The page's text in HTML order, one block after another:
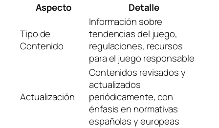
Aspecto Detalle
Tipo de
Contenido
Información sobre
tendencias del juego,
regulaciones, recursos
para el juego responsable
Actualización
Contenidos revisados y
actualizados
periódicamente, con
énfasis en normativas
españolas y europeas